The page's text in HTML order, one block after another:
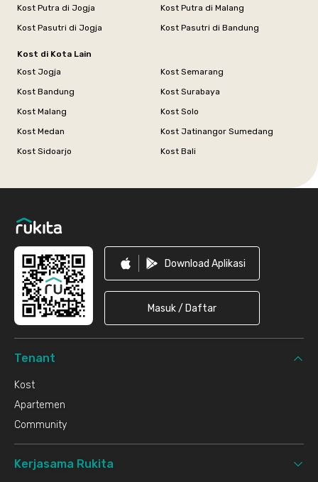
Kost Putra di Jogja
Kost Putra di Malang
Kost Pasutri di Jogja
Kost Pasutri di Bandung
Kost di Kota Lain
Kost Jogja
Kost Semarang
Kost Bandung
Kost Surabaya
Kost Malang
Kost Solo
Kost Medan
Kost Jatinangor Sumedang
Kost Sidoarjo
Kost Bali
Download Aplikasi
Masuk / Daftar
Tenant
Kost
Apartemen
Community
Kerjasama Rukita